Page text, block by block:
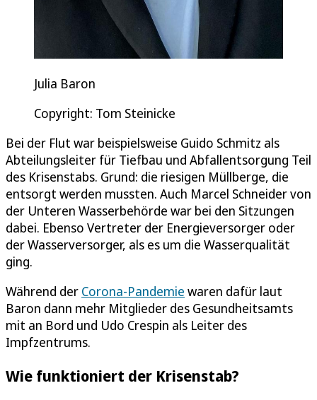
Julia Baron
Copyright: Tom Steinicke
Bei der Flut war beispielsweise Guido Schmitz als
Abteilungsleiter für Tiefbau und Abfallentsorgung Teil
des Krisenstabs. Grund: die riesigen Müllberge, die
entsorgt werden mussten. Auch Marcel Schneider von
der Unteren Wasserbehörde war bei den Sitzungen
dabei. Ebenso Vertreter der Energieversorger oder
der Wasserversorger, als es um die Wasserqualität
ging.
Während der Corona-Pandemie waren dafür laut
Baron dann mehr Mitglieder des Gesundheitsamts
mit an Bord und Udo Crespin als Leiter des
Impfzentrums.
Wie funktioniert der Krisenstab?